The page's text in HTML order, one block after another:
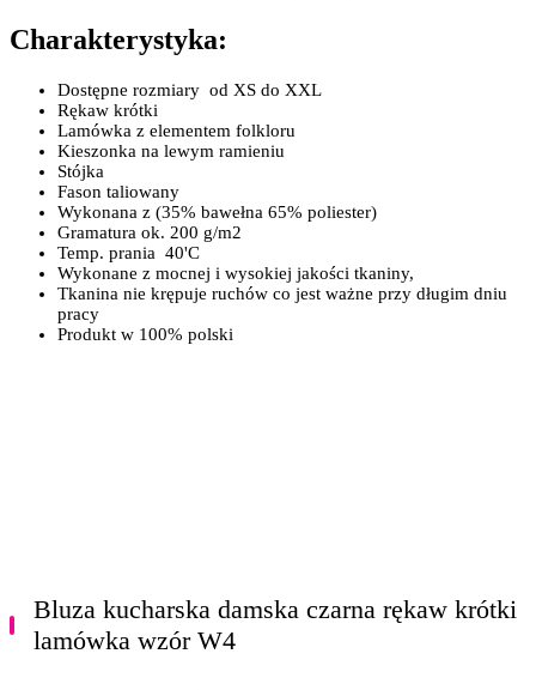
Charakterystyka:
dostępne rozmiary od XS do XXL
rękaw krótki
lamówka z elementem folkloru
kieszonka na lewym ramieniu
stójka
fason taliowany
wykonana z (35% bawełna 65% poliester)
gramatura ok. 200 g/m2
temp. prania 40'C
wykonane z mocnej i wysokiej jakości tkaniny,
tkanina nie krępuje ruchów co jest ważne przy długim dniu
pracy
produkt w 100% polski
Bluza kucharska damska czarna rękaw krótki
lamówka wzór W4